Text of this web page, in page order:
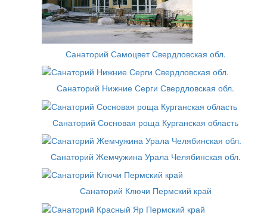
Санаторий Самоцвет Свердловская обл.
Санаторий Нижние Серги Свердловская обл.
Санаторий Сосновая роща Курганская область
Санаторий Жемчужина Урала Челябинская обл.
Санаторий Ключи Пермский край